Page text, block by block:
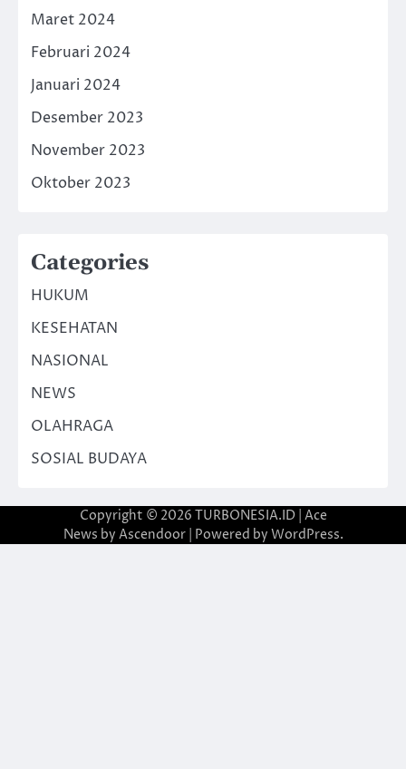
Maret 2024
Februari 2024
Januari 2024
Desember 2023
November 2023
Oktober 2023
Categories
HUKUM
KESEHATAN
NASIONAL
NEWS
OLAHRAGA
SOSIAL BUDAYA
Copyright © 2026 TURBONESIA.ID| Ace
News by Ascendoor| Powered by WordPress.